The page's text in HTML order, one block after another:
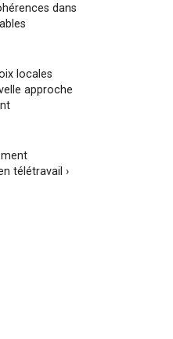
dans
locales
approche
télétravail ›